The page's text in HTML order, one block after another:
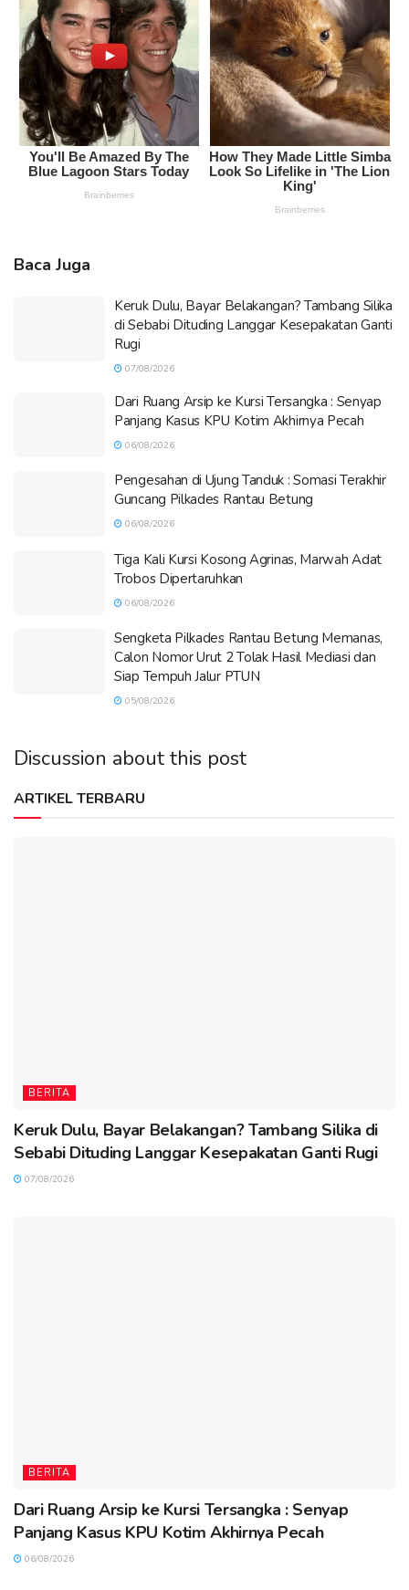
Baca Juga
Keruk Dulu, Bayar Belakangan? Tambang Silika
di Sebabi Dituding Langgar Kesepakatan Ganti
Rugi
07/08/2026
Dari Ruang Arsip ke Kursi Tersangka : Senyap
Panjang Kasus KPU Kotim Akhirnya Pecah
06/08/2026
Pengesahan di Ujung Tanduk : Somasi Terakhir
Guncang Pilkades Rantau Betung
06/08/2026
Tiga Kali Kursi Kosong Agrinas, Marwah Adat
Trobos Dipertaruhkan
06/08/2026
Sengketa Pilkades Rantau Betung Memanas,
Calon Nomor Urut 2 Tolak Hasil Mediasi dan
Siap Tempuh Jalur PTUN
05/08/2026
Discussion about this post
ARTIKEL TERBARU
BERITA
Keruk Dulu, Bayar Belakangan? Tambang Silika di
Sebabi Dituding Langgar Kesepakatan Ganti Rugi
07/08/2026
BERITA
Dari Ruang Arsip ke Kursi Tersangka : Senyap
Panjang Kasus KPU Kotim Akhirnya Pecah
06/08/2026